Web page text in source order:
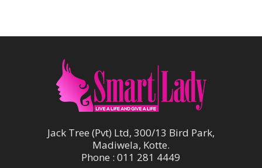
Jack Tree (Pvt) Ltd, 300/13 Bird Park,
Madiwela, Kotte.
Phone : 011 281 4449